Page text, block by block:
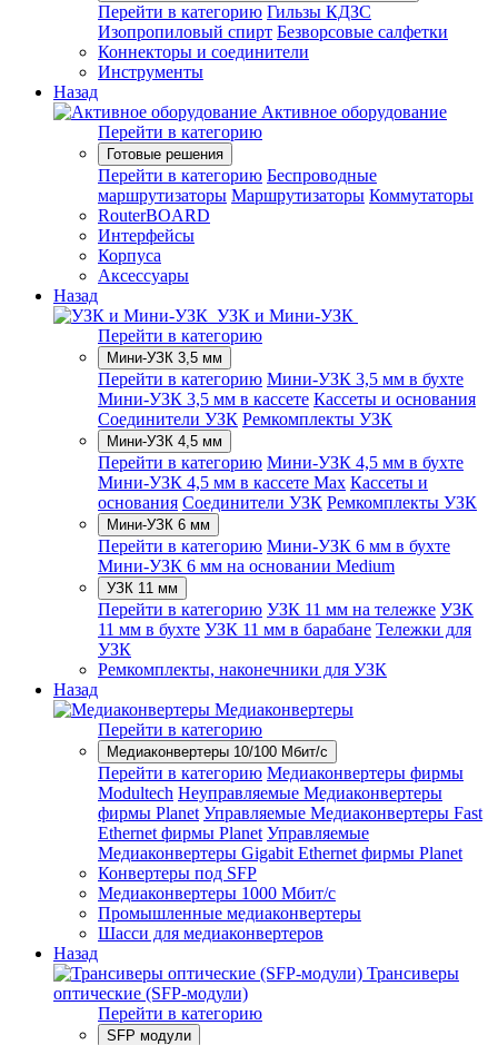
Перейти в категорию Гильзы КДЗС
Изопропиловый спирт Безворсовые салфетки
Коннекторы и соединители
Инструменты
Назад
Активное оборудование
Перейти в категорию
Готовые решения
Перейти в категорию Беспроводные
маршрутизаторы Маршрутизаторы Коммутаторы
RouterBOARD
Интерфейсы
Корпуса
Аксессуары
Назад
УЗК и Мини-УЗК
Перейти в категорию
Мини-УЗК 3,5 мм
Перейти в категорию Мини-УЗК 3,5 мм в бухте
Мини-УЗК 3,5 мм в кассете Кассеты и основания
Соединители УЗК Ремкомплекты УЗК
Мини-УЗК 4,5 мм
Перейти в категорию Мини-УЗК 4,5 мм в бухте
Мини-УЗК 4,5 мм в кассете Max Кассеты и
основания Соединители УЗК Ремкомплекты УЗК
Мини-УЗК 6 мм
Перейти в категорию Мини-УЗК 6 мм в бухте
Мини-УЗК 6 мм на основании Medium
УЗК 11 мм
Перейти в категорию УЗК 11 мм на тележке УЗК
11 мм в бухте УЗК 11 мм в барабане Тележки для
УЗК
Ремкомплекты, наконечники для УЗК
Назад
Медиаконвертеры
Перейти в категорию
Медиаконвертеры 10/100 Мбит/с
Перейти в категорию Медиаконвертеры фирмы
Modultech Неуправляемые Медиаконвертеры
фирмы Planet Управляемые Медиаконвертеры Fast
Ethernet фирмы Planet Управляемые
Медиаконвертеры Gigabit Ethernet фирмы Planet
Конвертеры под SFP
Медиаконвертеры 1000 Мбит/с
Промышленные медиаконвертеры
Шасси для медиаконвертеров
Назад
Трансиверы
оптические (SFP-модули)
Перейти в категорию
SFP модули